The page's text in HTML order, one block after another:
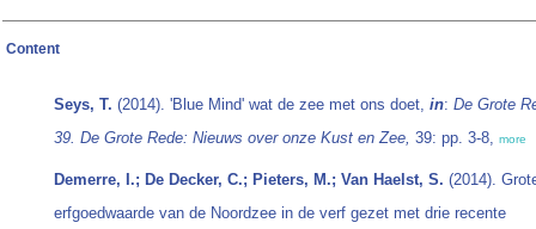
Content
Seys, T. (2014). 'Blue Mind' wat de zee met ons doet, in: De Grote
39. De Grote Rede: Nieuws over onze Kust en Zee, 39: pp. 3-8, more
Demerre, I.; De Decker, C.; Pieters, M.; Van Haelst, S. (2014).
erfgoedwaarde van de Noordzee in de verf gezet met drie recente